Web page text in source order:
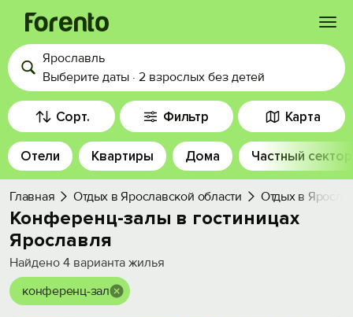
Войти
Избранное
История просмотра
Добавить свой объект
Ярославль
Выберите даты · 2 взрослых без детей
Сорт. Фильтр Карта
Отели Квартиры Дома Частный сектор
Главная Отдых в Ярославской области Отдых в
Конференц-залы в гостиницах
Ярославля
Найдено 4 варианта жилья
конференц-зал